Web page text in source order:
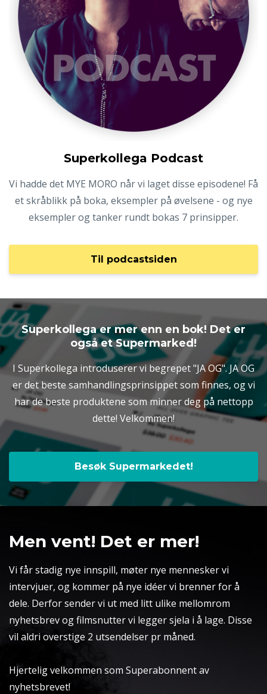
Superkollega Podcast
Vi hadde det MYE MORO når vi laget disse episodene! Få
et skråblikk på boka, eksempler på øvelsene - og nye
eksempler og tanker rundt bokas 7 prinsipper.
Til podcastsiden
Superkollega er mer enn en bok! Det er
også et Supermarked!
I Superkollega introduserer vi begrepet "JA OG". JA OG
er det beste samhandlingsprinsippet som finnes, og vi
har de beste produktene som minner deg på nettopp
dette! Velkommen!
Besøk Supermarkedet!
Men vent! Det er mer!
Vi får stadig nye innspill, møter nye mennesker vi
intervjuer, og kommer på nye idéer vi brenner for å
dele. Derfor sender vi ut med litt ulike mellomrom
nyhetsbrev og filmsnutter vi legger sjela i å lage. Disse
vil aldri overstige 2 utsendelser pr måned.
Hjertelig velkommen som Superabonnent av
nyhetsbrevet!